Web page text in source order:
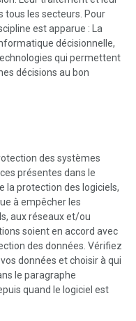
tous les secteurs. Pour
est apparue : La
décisionnelle,
qui permettent
décisions au bon
des systèmes
présentes dans le
la protection des logiciels,
à empêcher les
aux réseaux et/ou
soient en accord avec
des données. Vérifiez
données et choisir à qui
le paragraphe
quand le logiciel est